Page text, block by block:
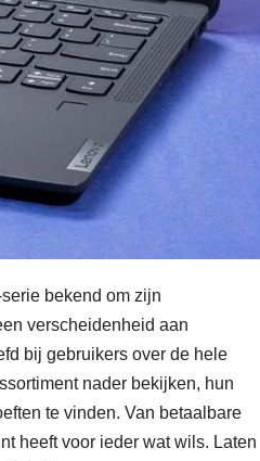
bekend om zijn
verscheidenheid aan
bij gebruikers over de hele
nader bekijken, hun
te vinden. Van betaalbare
heeft voor ieder wat wils. Laten